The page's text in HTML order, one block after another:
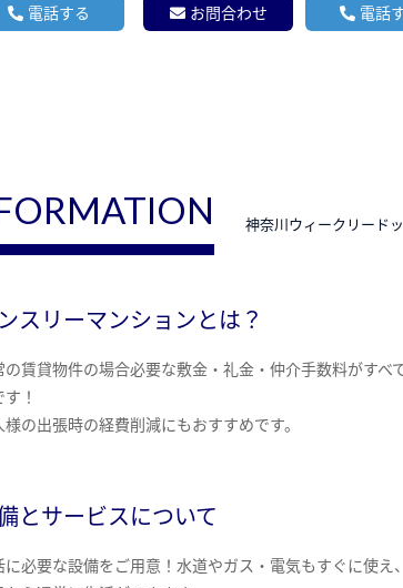
電話する お問合わせ 電話
神奈川ウィークリード
スリーマンションとは？
の賃貸物件の場合必要な敷金・礼金・仲介手数料がすべ
！
様の出張時の経費削減にもおすすめです。
とサービスについて
に必要な設備をご用意！水道やガス・電気もすぐに使え